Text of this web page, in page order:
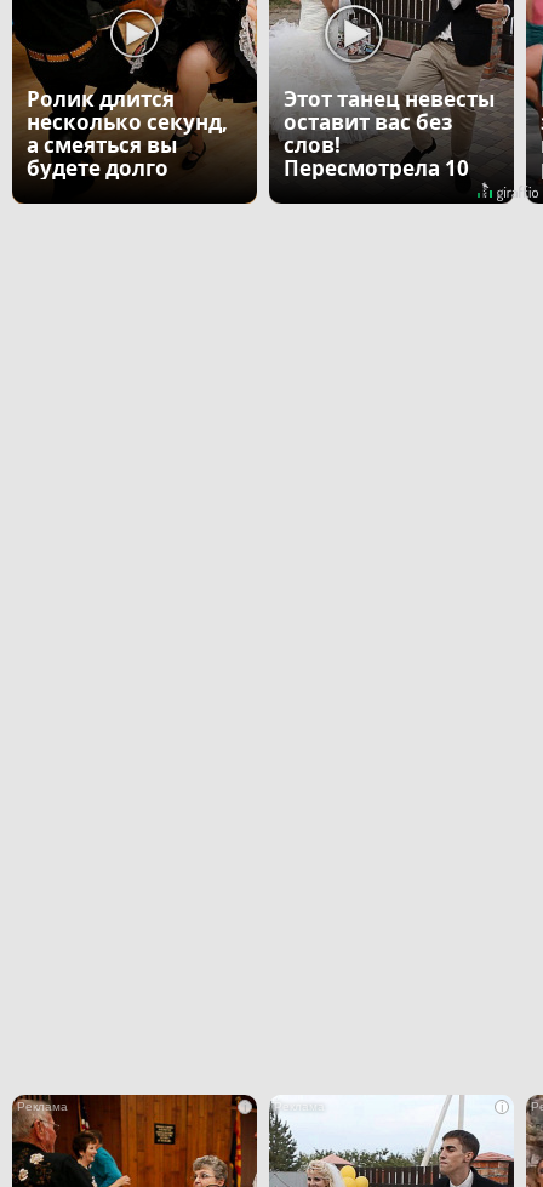
Ролик длится
несколько секунд,
а смеяться вы
будете долго
Этот танец невесты
оставит вас без
слов!
Пересмотрела 10
i i